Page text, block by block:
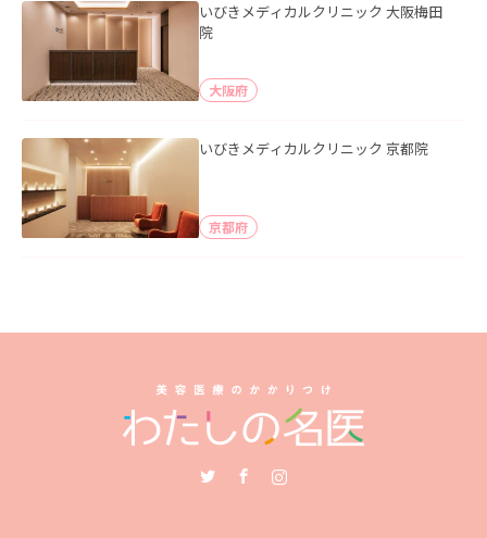
いびきメディカルクリニック 大阪梅田
院
大阪府
いびきメディカルクリニック 京都院
京都府